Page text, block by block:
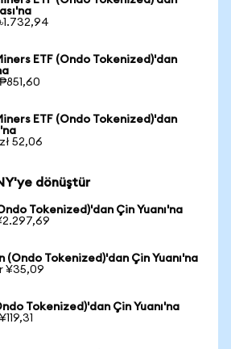
ETF (Ondo Tokenized)'dan
ETF (Ondo Tokenized)'dan
52,06
dönüştür
Tokenized)'dan Çin Yuanı'na
Tokenized)'dan Çin Yuanı'na
¥35,09
Tokenized)'dan Çin Yuanı'na